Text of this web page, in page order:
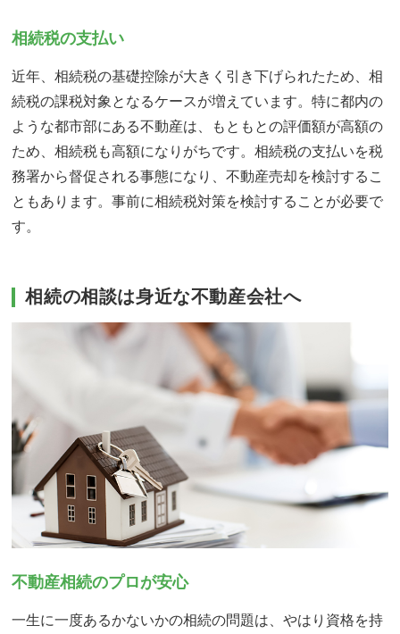
相続税の支払い
近年、相続税の基礎控除が大きく引き下げられたため、相
続税の課税対象となるケースが増えています。特に都内の
ような都市部にある不動産は、もともとの評価額が高額の
ため、相続税も高額になりがちです。相続税の支払いを税
務署から督促される事態になり、不動産売却を検討するこ
ともあります。事前に相続税対策を検討することが必要で
す。
相続の相談は身近な不動産会社へ
不動産相続のプロが安心
一生に一度あるかないかの相続の問題は、やはり資格を持